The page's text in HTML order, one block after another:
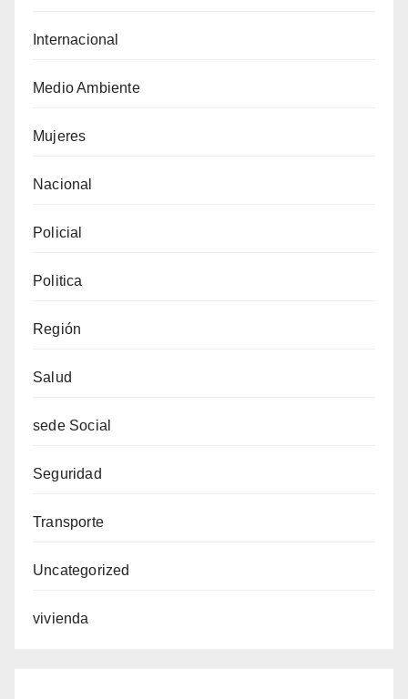
Internacional
Medio Ambiente
Mujeres
Nacional
Policial
Politica
Región
Salud
sede Social
Seguridad
Transporte
Uncategorized
vivienda